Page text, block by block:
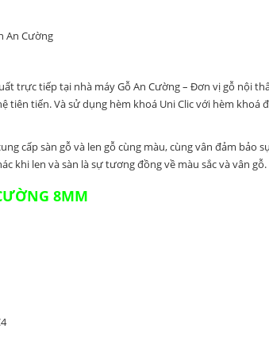
An Cường
trực tiếp tại nhà máy Gỗ An Cường – Đơn vị gỗ nội
tiên tiến. Và sử dụng hèm khoá Uni Clic với hèm khoá
cấp sàn gỗ và len gỗ cùng màu, cùng vân đảm bảo
khi len và sàn là sự tương đồng về màu sắc và vân gỗ.
8MM